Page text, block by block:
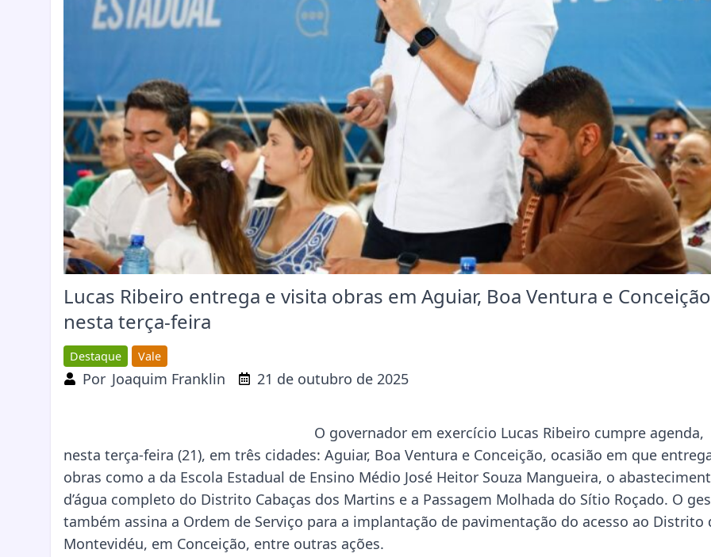
Lucas Ribeiro entrega e visita obras em Aguiar, Boa Ventura e Conceição
nesta terça-feira
Destaque Vale
Por Joaquim Franklin 21 de outubro de 2025
O governador em exercício Lucas Ribeiro cumpre agenda,
nesta terça-feira (21), em três cidades: Aguiar, Boa Ventura e Conceição, ocasião em que
obras como a da Escola Estadual de Ensino Médio José Heitor Souza Mangueira, o
d’água completo do Distrito Cabaças dos Martins e a Passagem Molhada do Sítio Roçado. O
também assina a Ordem de Serviço para a implantação de pavimentação do acesso ao Distrito
Montevidéu, em Conceição, entre outras ações.